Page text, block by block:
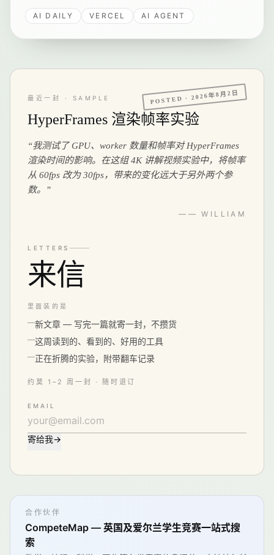
师 Andrew Qu 在 Latent Space 上深度阐述对智能体的理
解 - Vercel 正在重新定义「部署」这个词的含义。
AI DAILY VERCEL AI AGENT
POSTED ·2026年8月2日
最近一封 · SAMPLE
HyperFrames 渲染帧率实验
“我测试了 GPU、worker 数量和帧率对 HyperFrames
渲染时间的影响。在这组 4K 讲解视频实验中，将帧率
从 60fps 改为 30fps，带来的变化远大于另外两个参
数。
”
—— WILLIAM
LETTERS
来信
里面装的是
新文章 — 写完一篇就寄一封，不攒货
这周读到的、看到的、好用的工具
正在折腾的实验，附带翻车记录
约莫 1–2 周一封 · 随时退订
EMAIL
寄给我→
合作伙伴
CompeteMap — 英国及爱尔兰学生竞赛一站式搜
索